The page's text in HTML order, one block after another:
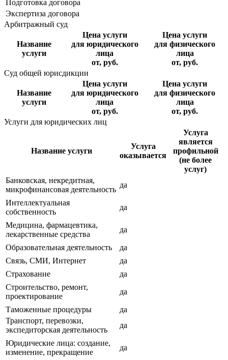
Подготовка договора
Экспертиза договора
Арбитражный суд
Название
услуги
Цена услуги
для юридического
лица
от, руб.
Цена услуги
для физического
лица
от, руб.
Суд общей юрисдикции
Название
услуги
Цена услуги
для юридического
лица
от, руб.
Цена услуги
для физического
лица
от, руб.
Услуги для юридических лиц
Название услуги
Услуга
оказывается
Услуга
является
профильной
(не более
услуг)
Банковская, некредитная,
микрофинансовая деятельность
да
Интеллектуальная
собственность
да
Медицина, фармацевтика,
лекарственные средства
да
Образовательная деятельность
да
Связь, СМИ, Интернет
да
Страхование
да
Строительство, ремонт,
проектирование
да
Таможенные процедуры
да
Транспорт, перевозки,
экспедиторская деятельность
да
Юридические лица: создание,
изменение, прекращение
да